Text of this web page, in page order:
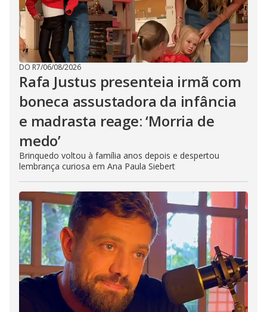
DO R7/06/08/2026
Rafa Justus presenteia irmã com
boneca assustadora da infância
e madrasta reage: ‘Morria de
medo’
Brinquedo voltou à família anos depois e despertou
lembrança curiosa em Ana Paula Siebert